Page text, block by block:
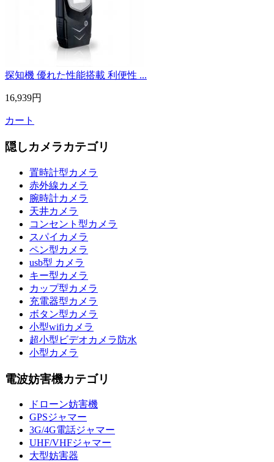
探知機 優れた性能搭載 利便性 ...
16,939円
カート
隠しカメラカテゴリ
置時計型カメラ
赤外線カメラ
腕時計カメラ
天井カメラ
コンセント型カメラ
スパイカメラ
ペン型カメラ
usb型 カメラ
キー型カメラ
カップ型カメラ
充電器型カメラ
ボタン型カメラ
小型wifiカメラ
超小型ビデオカメラ防水
小型カメラ
電波妨害機カテゴリ
ドローン妨害機
GPSジャマー
3G/4G電話ジャマー
UHF/VHFジャマー
大型妨害器